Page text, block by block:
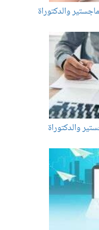
والدكتوراة
والدكتوراة